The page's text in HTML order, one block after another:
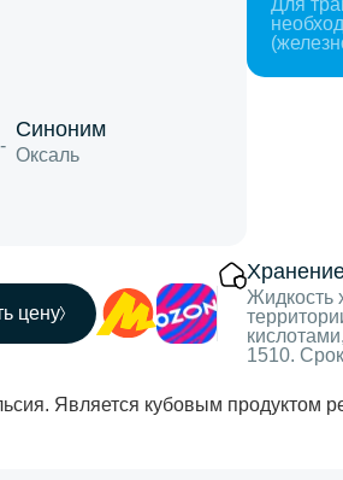
Синоним
Оксаль
Для
цену
Жидкость
1510.
Является кубовым продуктом